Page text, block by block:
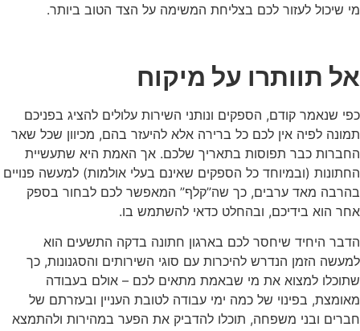
מי שיכול לעזור לכם בצליחת המשימה על הצד הטוב ביותר.
אל תוותרו על מיקוח
כפי שנאמר קודם, הספקים ונותני השירות עלולים להציג בפניכם
תמונה לפיה אין לכם כל ברירה אלא להיעזר בהם, מכיוון שכל שאר
החברות כבר תפוסות בתאריך שלכם. אך האמת היא שתעשיית
החתונות (ובמיוחד כל הספקים שאינם בעלי אולמות) למעשה פנויים
בהרבה מאד ערבים, כך שה”קלף” המאפשר לכם לבחור בספק
אחר הוא בידיכם, ובהחלט כדאי להשתמש בו.
הדבר היחיד שיחסר לכם בארגון חתונה בדקה התשעים הוא
למעשה הזמן הנדרש להיכרות עם סוגי השירותים והסגנונות, כך
שתוכלו למצוא את מי שבאמת מתאים לכם – אולם בעבודה
מאומצת, בפינוי של כמה ימי עבודה לטובת העניין ובעזרתם של
חברים ובני משפחה, תוכלו להדביק את הפער במהירות ולהתמצא